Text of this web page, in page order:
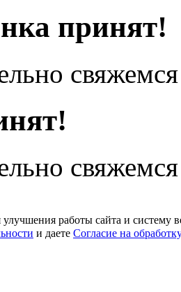
принят!
работы сайта и систему
и даете Согласие на